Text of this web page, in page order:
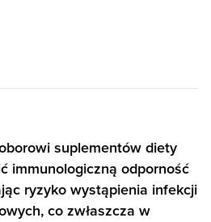
suplementów diety
immunologiczną odporność
ryzyko wystąpienia infekcji
co zwłaszcza w